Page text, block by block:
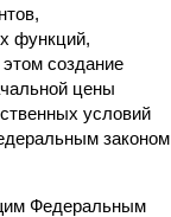
функций,
создание
цены
условий
законом
Федеральным